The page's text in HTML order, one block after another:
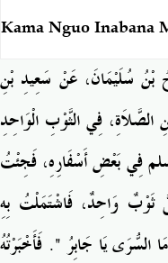
Kama Nguo Inabana
بْنُ سُلَيْمَانَ، عَنْ سَعِيدِ بْنِ
الصَّلاَةِ، فِي الثَّوْبِ الْوَاحِدِ
فِي بَعْضِ أَسْفَارِهِ، فَجِئْتُ
ثَوْبٌ وَاحِدٌ، فَاشْتَمَلْتُ بِهِ
السُّرَى يَا جَابِرُ ‏"‏‏.‏ فَأَخْبَرْتُهُ